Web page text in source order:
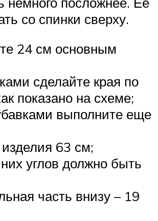
со спинки сверху.
24 см основным
сделайте края по
показано на схеме;
выполните еще
63 см;
углов должно быть
часть внизу – 19